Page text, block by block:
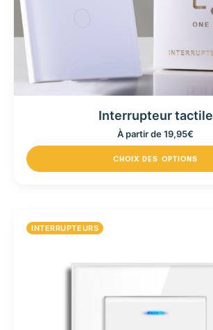
Interrupteur tactile
À partir de19,95€
CHOIX DES OPTIONS
INTERRUPTEURS